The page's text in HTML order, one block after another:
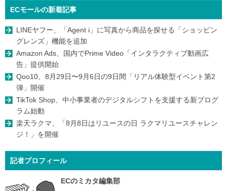
ECモールの新着記事
LINEヤフー、「Agent i」に写真から商品を探せる「ショッピン
グレンズ」機能を追加
Amazon Ads、国内でPrime Video「インタラクティブ動画広
告」提供開始
Qoo10、8月29日〜9月6日の9日間「リアル体験型イベント第2
弾」開催
TikTok Shop、中小事業者のデジタルシフトを支援する新プログ
ラム始動
楽天ラクマ、「8月8日はリユースの日 ラクマリユースチャレン
ジ！」を開催
記者プロフィール
ECのミカタ編集部